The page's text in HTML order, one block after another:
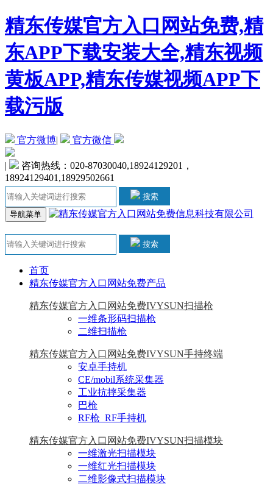
精东传媒官方入口网站免费,精
东APP下载安装大全,精东视频
黄板APP,精东传媒视频APP下
载污版
官方微博| 官方微信
|
咨询热线：020-87030040,18924129201，
18924129401,18929502661
搜索
导航菜单
搜索
首页
精东传媒官方入口网站免费产品
精东传媒官方入口网站免费IVYSUN扫描枪
一维条形码扫描枪
二维扫描枪
精东传媒官方入口网站免费IVYSUN手持终端
安卓手持机
CE/mobil系统采集器
工业抗摔采集器
巴枪
RF枪_RF手持机
精东传媒官方入口网站免费IVYSUN扫描模块
一维激光扫描模块
一维红光扫描模块
二维影像式扫描模块